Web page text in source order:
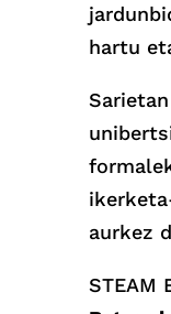
hartu
aurkez
STEAM